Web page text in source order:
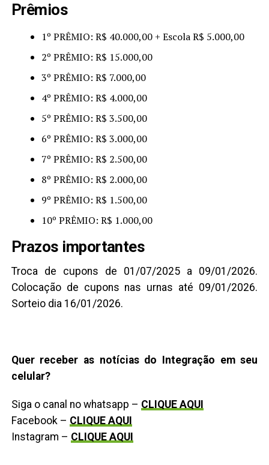
Prêmios
1º PRÊMIO: R$ 40.000,00 + Escola R$ 5.000,00
2º PRÊMIO: R$ 15.000,00
3º PRÊMIO: R$ 7.000,00
4º PRÊMIO: R$ 4.000,00
5º PRÊMIO: R$ 3.500,00
6º PRÊMIO: R$ 3.000,00
7º PRÊMIO: R$ 2.500,00
8º PRÊMIO: R$ 2.000,00
9º PRÊMIO: R$ 1.500,00
10º PRÊMIO: R$ 1.000,00
Prazos importantes
Troca de cupons de 01/07/2025 a 09/01/2026.
Colocação de cupons nas urnas até 09/01/2026.
Sorteio dia 16/01/2026.
Quer receber as notícias do Integração em seu
celular?
Siga o canal no whatsapp – CLIQUE AQUI
Facebook – CLIQUE AQUI
Instagram – CLIQUE AQUI